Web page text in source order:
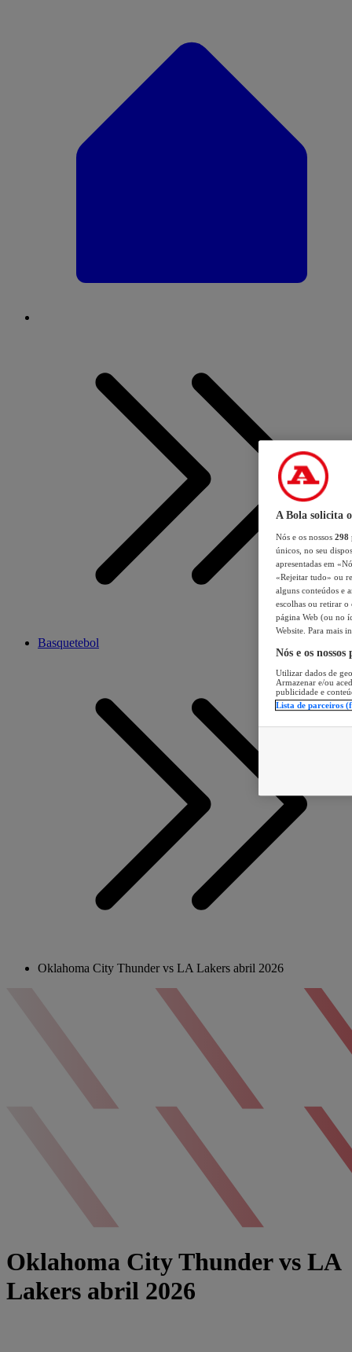
Basquetebol
Oklahoma City Thunder vs LA Lakers abril 2026
Oklahoma City Thunder vs LA
Lakers abril 2026
A Bola solicita
Nós e os nossos 298
únicos, no seu
apresentadas em
«Rejeitar tudo» ou
alguns conteúdos e
escolhas ou retirar
página Web (ou no
Website. Para mais
Nós e os
Utilizar dados de
Armazenar e/ou
publicidade e
Lista de parceiros